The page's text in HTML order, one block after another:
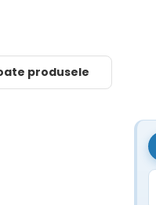
produsele